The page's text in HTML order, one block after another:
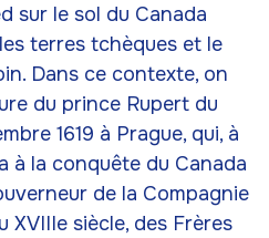
sur le sol du Canada
terres tchèques et le
Dans ce contexte, on
du prince Rupert du
1619 à Prague, qui, à
à la conquête du Canada
de la Compagnie
XVIIIe siècle, des Frères